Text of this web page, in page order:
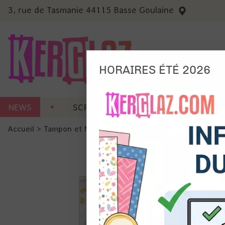
3, rue de Tasmanie 44115 Basse Goulaine
NEWS SCRAP CARTERIE MACHINES
Accueil > Tampon et Mask-Pochoir Tampon
Ils
et du
précises
Si vous
de la
HORAIRES ÉTÉ 2026